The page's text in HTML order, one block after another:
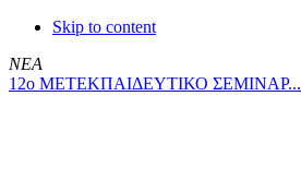
Skip to content
ΝΕΑ
12ο ΜΕΤΕΚΠΑΙΔΕΥΤΙΚΟ ΣΕΜΙΝΑΡ...